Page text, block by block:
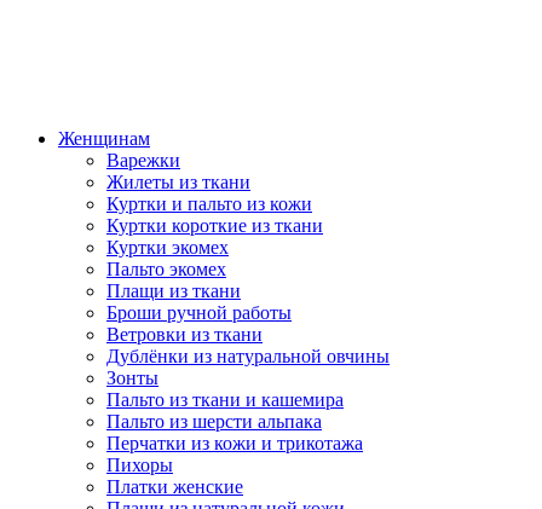
Женщинам
Варежки
Жилеты из ткани
Куртки и пальто из кожи
Куртки короткие из ткани
Куртки экомех
Пальто экомех
Плащи из ткани
Броши ручной работы
Ветровки из ткани
Дублёнки из натуральной овчины
Зонты
Пальто из ткани и кашемира
Пальто из шерсти альпака
Перчатки из кожи и трикотажа
Пихоры
Платки женские